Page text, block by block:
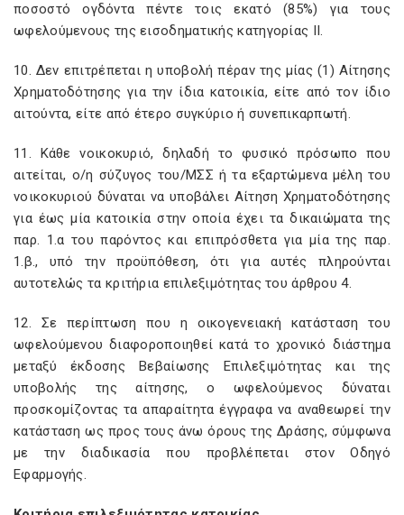
ποσοστό ογδόντα πέντε τοις εκατό (85%) για τους
ωφελούμενους της εισοδηματικής κατηγορίας ΙΙ.
10. Δεν επιτρέπεται η υποβολή πέραν της μίας (1) Αίτησης
Χρηματοδότησης για την ίδια κατοικία, είτε από τον ίδιο
αιτούντα, είτε από έτερο συγκύριο ή συνεπικαρπωτή.
11. Κάθε νοικοκυριό, δηλαδή το φυσικό πρόσωπο που
αιτείται, ο/η σύζυγος του/ΜΣΣ ή τα εξαρτώμενα μέλη του
νοικοκυριού δύναται να υποβάλει Αίτηση Χρηματοδότησης
για έως μία κατοικία στην οποία έχει τα δικαιώματα της
παρ. 1.α του παρόντος και επιπρόσθετα για μία της παρ.
1.β., υπό την προϋπόθεση, ότι για αυτές πληρούνται
αυτοτελώς τα κριτήρια επιλεξιμότητας του άρθρου 4.
12. Σε περίπτωση που η οικογενειακή κατάσταση του
ωφελούμενου διαφοροποιηθεί κατά το χρονικό διάστημα
μεταξύ έκδοσης Βεβαίωσης Επιλεξιμότητας και της
υποβολής της αίτησης, ο ωφελούμενος δύναται
προσκομίζοντας τα απαραίτητα έγγραφα να αναθεωρεί την
κατάσταση ως προς τους άνω όρους της Δράσης, σύμφωνα
με την διαδικασία που προβλέπεται στον Οδηγό
Εφαρμογής.